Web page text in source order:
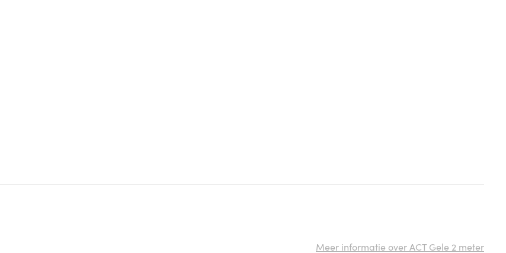
Meer informatie over ACT Gele 2 meter